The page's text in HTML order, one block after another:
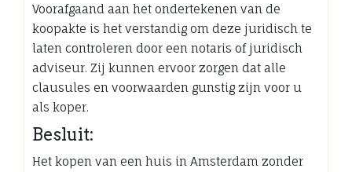
Voorafgaand aan het ondertekenen van de
koopakte is het verstandig om deze juridisch te
laten controleren door een notaris of juridisch
adviseur. Zij kunnen ervoor zorgen dat alle
clausules en voorwaarden gunstig zijn voor u
als koper.
Besluit:
Het kopen van een huis in Amsterdam zonder